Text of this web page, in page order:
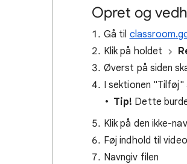
Opret og
Gå til
Klik på holdet
Øverst på siden
I sektionen "Tilføj"
Tip! Dette
Klik på den ikke-
Føj indhold til
Navngiv filen